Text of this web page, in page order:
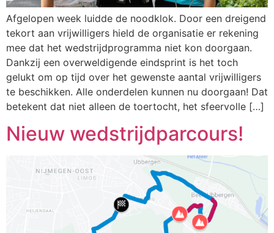
Afgelopen week luidde de noodklok. Door een dreigend
tekort aan vrijwilligers hield de organisatie er rekening
mee dat het wedstrijdprogramma niet kon doorgaan.
Dankzij een overweldigende eindsprint is het toch
gelukt om op tijd over het gewenste aantal vrijwilligers
te beschikken. Alle onderdelen kunnen nu doorgaan! Dat
betekent dat niet alleen de toertocht, het sfeervolle […]
Nieuw wedstrijdparcours!